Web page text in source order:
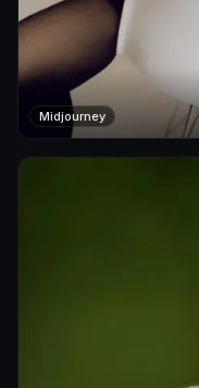
Midjourney